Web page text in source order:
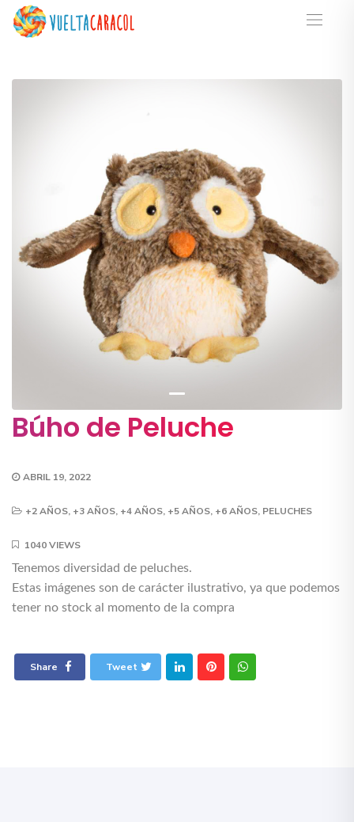
Búho de Peluche
ABRIL 19, 2022
+2 AÑOS, +3 AÑOS, +4 AÑOS, +5 AÑOS, +6 AÑOS, PELUCHES
1040 VIEWS
Tenemos diversidad de peluches.
Estas imágenes son de carácter ilustrativo, ya que podemos
tener no stock al momento de la compra
Share Tweet